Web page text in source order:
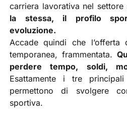
carriera lavorativa nel settore
la stessa, il profilo
evoluzione.
Accade quindi che l’offerta
temporanea, frammentata.
perdere tempo, soldi,
Esattamente i tre
permettono di svolgere
sportiva.